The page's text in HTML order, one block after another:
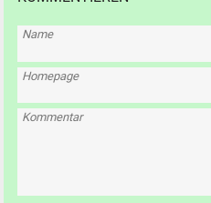
Name
Homepage
Kommentar